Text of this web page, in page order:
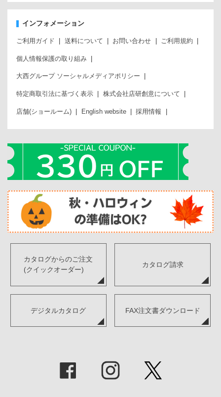
インフォメーション
ご利用ガイド 送料について お問い合わせ ご利用規約
個人情報保護の取り組み
大西グループ ソーシャルメディアポリシー
特定商取引法に基づく表示 株式会社店研創意について
店舗(ショールーム) English website 採用情報
カタログからのご注文
(クイックオーダー)
カタログ請求
デジタルカタログ FAX注文書ダウンロード